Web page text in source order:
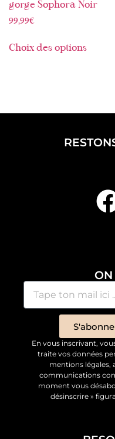
gorge Sophora Noir
99,99€
Choix des options
ON
En vous inscrivant,
traite vos données
mentions légales,
communications
moment vous
désinscrire »